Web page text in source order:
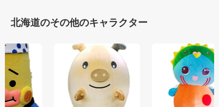
北海道のその他のキャラクター